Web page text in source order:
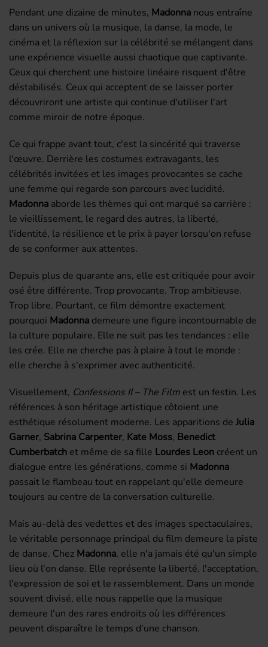
Pendant une dizaine de minutes, Madonna nous entraîne
dans un univers où la musique, la danse, la mode, le
cinéma et la réflexion sur la célébrité se mélangent dans
une expérience visuelle aussi chaotique que captivante.
Ceux qui cherchent une histoire linéaire risquent d'être
déstabilisés. Ceux qui acceptent de se laisser porter
découvriront une artiste qui continue d'utiliser l'art
comme miroir de notre époque.
Ce qui frappe avant tout, c'est la sincérité qui traverse
l'œuvre. Derrière les costumes extravagants, les
célébrités invitées et les images provocantes se cache
une femme qui regarde son parcours avec lucidité.
Madonna aborde les thèmes qui ont marqué sa carrière :
le vieillissement, le regard des autres, la liberté,
l'identité, la résilience et le prix à payer lorsqu'on refuse
de se conformer aux attentes.
Depuis plus de quarante ans, elle est critiquée pour avoir
osé être différente. Trop provocante. Trop ambitieuse.
Trop libre. Pourtant, ce film démontre exactement
pourquoi Madonna demeure une figure incontournable de
la culture populaire. Elle ne suit pas les tendances : elle
les crée. Elle ne cherche pas à plaire à tout le monde :
elle cherche à s'exprimer avec authenticité.
Visuellement, Confessions II – The Film est un festin. Les
références à son héritage artistique côtoient une
esthétique résolument moderne. Les apparitions de Julia
Garner, Sabrina Carpenter, Kate Moss, Benedict
Cumberbatch et même de sa fille Lourdes Leon créent un
dialogue entre les générations, comme si Madonna
passait le flambeau tout en rappelant qu'elle demeure
toujours au centre de la conversation culturelle.
Mais au-delà des vedettes et des images spectaculaires,
le véritable personnage principal du film demeure la piste
de danse. Chez Madonna, elle n'a jamais été qu'un simple
lieu où l'on danse. Elle représente la liberté, l'acceptation,
l'expression de soi et le rassemblement. Dans un monde
souvent divisé, elle nous rappelle que la musique
demeure l'un des rares endroits où les différences
peuvent disparaître le temps d'une chanson.